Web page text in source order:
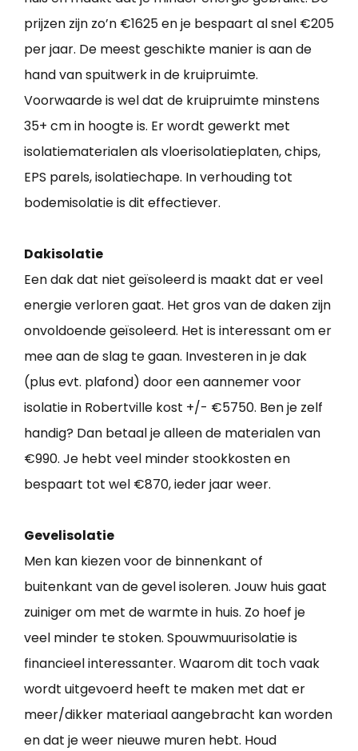
prijzen zijn zo’n €1625 en je bespaart al snel €205
per jaar. De meest geschikte manier is aan de
hand van spuitwerk in de kruipruimte.
Voorwaarde is wel dat de kruipruimte minstens
35+ cm in hoogte is. Er wordt gewerkt met
isolatiematerialen als vloerisolatieplaten, chips,
EPS parels, isolatiechape. In verhouding tot
bodemisolatie is dit effectiever.
Dakisolatie
Een dak dat niet geïsoleerd is maakt dat er veel
energie verloren gaat. Het gros van de daken zijn
onvoldoende geïsoleerd. Het is interessant om er
mee aan de slag te gaan. Investeren in je dak
(plus evt. plafond) door een aannemer voor
isolatie in Robertville kost +/- €5750. Ben je zelf
handig? Dan betaal je alleen de materialen van
€990. Je hebt veel minder stookkosten en
bespaart tot wel €870, ieder jaar weer.
Gevelisolatie
Men kan kiezen voor de binnenkant of
buitenkant van de gevel isoleren. Jouw huis gaat
zuiniger om met de warmte in huis. Zo hoef je
veel minder te stoken. Spouwmuurisolatie is
financieel interessanter. Waarom dit toch vaak
wordt uitgevoerd heeft te maken met dat er
meer/dikker materiaal aangebracht kan worden
en dat je weer nieuwe muren hebt. Houd